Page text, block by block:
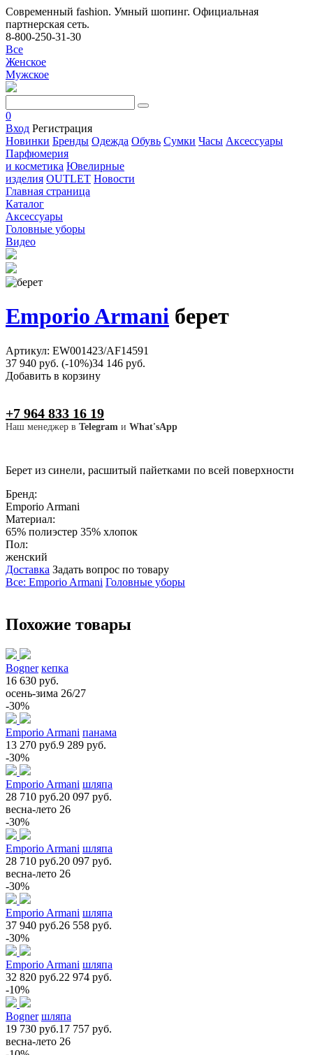
Современный fashion. Умный шопинг. Официальная
партнерская сеть.
8-800-250-31-30
Все
Женское
Мужское
0
Вход Регистрация
Новинки Бренды Одежда Обувь Сумки Часы Аксессуары
Парфюмерия
и косметика Ювелирные
изделия OUTLET Новости
Главная страница
Каталог
Аксессуары
Головные уборы
Видео
Emporio Armani берет
Артикул: EW001423/AF14591
37 940 руб. (-10%)34 146 руб.
Добавить в корзину
+7 964 833 16 19
Наш менеджер в Telegram и What'sApp
Берет из синели, расшитый пайетками по всей поверхности
Бренд:
Emporio Armani
Материал:
65% полиэстер 35% хлопок
Пол:
женский
Доставка Задать вопрос по товару
Все: Emporio Armani Головные уборы
Похожие товары
Bogner кепка
16 630 руб.
осень-зима 26/27
-30%
Emporio Armani панама
13 270 руб.9 289 руб.
-30%
Emporio Armani шляпа
28 710 руб.20 097 руб.
весна-лето 26
-30%
Emporio Armani шляпа
28 710 руб.20 097 руб.
весна-лето 26
-30%
Emporio Armani шляпа
37 940 руб.26 558 руб.
-30%
Emporio Armani шляпа
32 820 руб.22 974 руб.
-10%
Bogner шляпа
19 730 руб.17 757 руб.
весна-лето 26